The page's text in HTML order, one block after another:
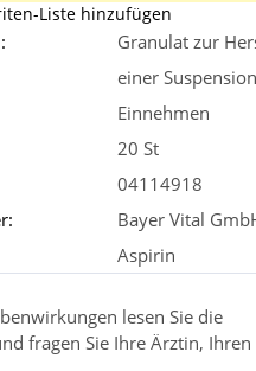
Liste hinzufügen
Granulat zur
einer
Einnehmen
20 St
04114918
Bayer Vital
Aspirin
lesen Sie die
fragen Sie Ihre Ärztin,